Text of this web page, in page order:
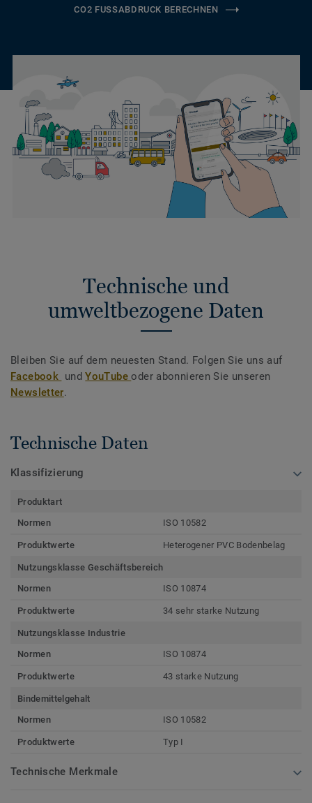
CO2 FUSSABDRUCK BERECHNEN
Technische und
umweltbezogene Daten
Bleiben Sie auf dem neuesten Stand. Folgen Sie uns auf
Facebook undYouTubeoder abonnieren Sie unseren
Newsletter.
Technische Daten
Klassifizierung
Produktart
Normen
ISO 10582
Produktwerte Heterogener PVC Bodenbelag
Nutzungsklasse Geschäftsbereich
Normen
ISO 10874
Produktwerte 34 sehr starke Nutzung
Nutzungsklasse Industrie
Normen
ISO 10874
Produktwerte 43 starke Nutzung
Bindemittelgehalt
Normen
ISO 10582
Produktwerte Typ I
Technische Merkmale